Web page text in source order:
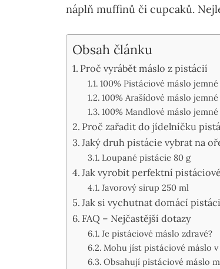
náplň muffinů či cupcaků.
Obsah článku
Proč vyrábět máslo z pistácií
100% Pistáciové máslo jemné
100% Arašídové máslo
100% Mandlové máslo jemné
Proč zařadit do jídelníčku
Jaký druh pistácie vybrat na
Loupané pistácie 80 g
Jak vyrobit perfektní
Javorový sirup 250 ml
Jak si vychutnat domácí
FAQ – Nejčastější dotazy
Je pistáciové máslo zdravé?
Mohu jíst pistáciové máslo
Obsahují pistáciové máslo